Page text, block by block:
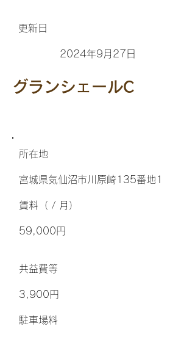
更新日
2024年9月27日
グランシェールC
所在地
宮城県気仙沼市川原崎135番地1
​賃料（ / 月）
59,000円
​共益費等
3,900円
​駐車場料